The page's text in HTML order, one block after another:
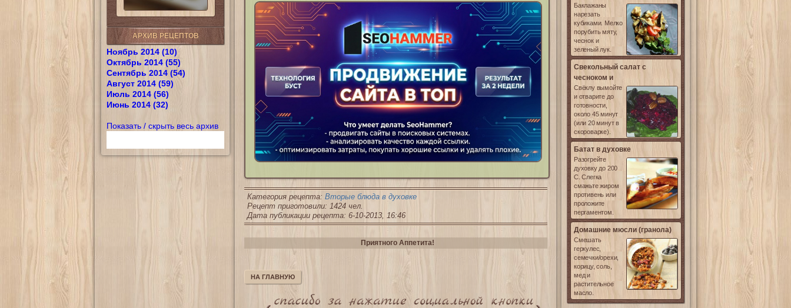
АРХИВ РЕЦЕПТОВ
Ноябрь 2014 (10)
Октябрь 2014 (55)
Сентябрь 2014 (54)
Август 2014 (59)
Июль 2014 (56)
Июнь 2014 (32)
Показать / скрыть весь архив
Реклама
Категория рецепта: Вторые блюда в духовке
Рецепт приготовили: 1424 чел.
Дата публикации рецепта: 6-10-2013, 16:46
Приятного Аппетита!
НА ГЛАВНУЮ
Баклажаны
нарезать
кубиками. Мелко
порубить мяту,
чеснок и
зеленый лук.
Свекольный салат с
чесноком и
Свёклу вымойте
и отварите до
готовности,
около 45 минут
(или 20 минут в
скороварке).
Батат в духовке
Разогрейте
духовку до 200
С. Слегка
смажьте жиром
противень или
проложите
пергаментом.
Домашние мюсли (гранола)
Смешать
геркулес,
семечки/орехи,
корицу, соль,
мед и
растительное
масло.